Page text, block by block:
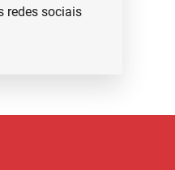
redes sociais